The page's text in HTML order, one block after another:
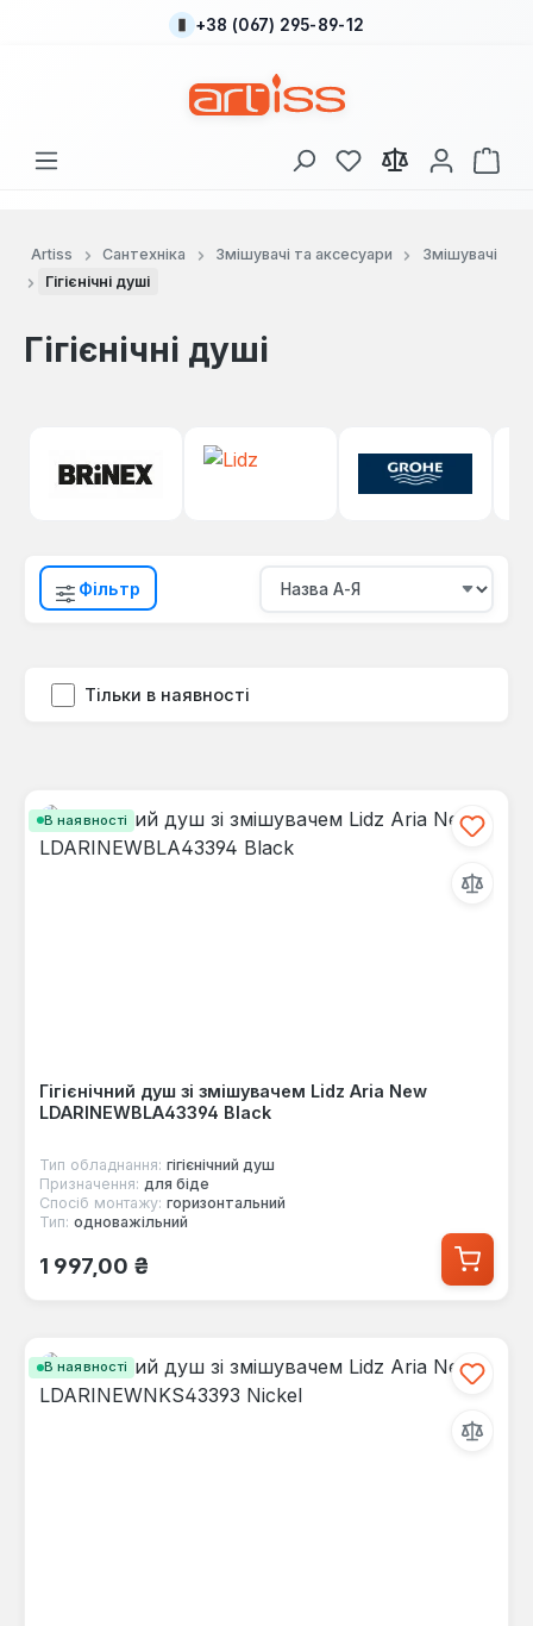
Перейти до основного вмісту
+38 (067) 295-89-12
У вас є 0 у списку
Artiss Сантехніка Змішувачі та аксесуари
Змішувачі
Гігієнічні душі
Гігієнічні душі
Фільтр
Тільки в наявності
В наявності
Гігієнічний душ зі змішувачем Lidz Aria New
LDARINEWBLA43394 Black
Тип обладнання: гігієнічний душ
Призначення: для біде
Спосіб монтажу: горизонтальний
Тип: одноважільний
Звичайна ціна:
1 997,00 ₴
В наявності